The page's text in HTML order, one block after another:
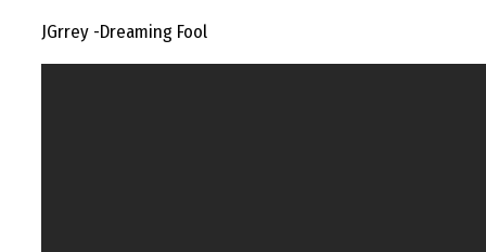
JGrrey -Dreaming Fool